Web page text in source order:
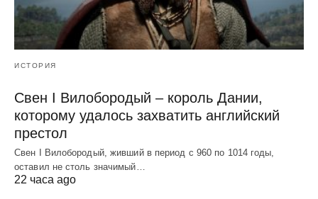
ИСТОРИЯ
Свен I Вилобородый – король Дании,
которому удалось захватить английский
престол
Свен I Вилобородый, живший в период с 960 по 1014 годы,
оставил не столь значимый…
22 часа ago